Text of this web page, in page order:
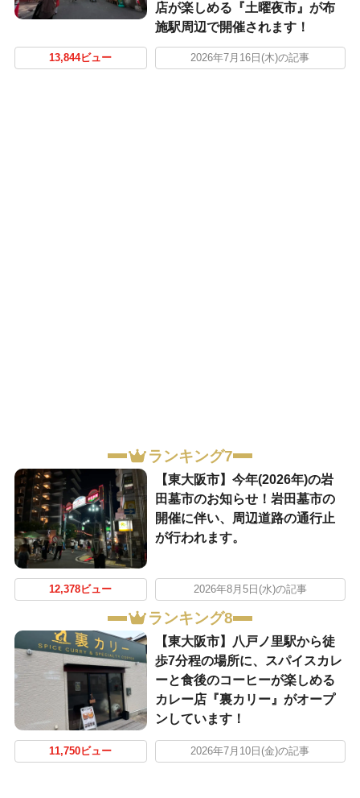
店が楽しめる『土曜夜市』が布
施駅周辺で開催されます！
13,844ビュー 2026年7月16日(木)の記事
ランキング7
【東大阪市】今年(2026年)の岩
田墓市のお知らせ！岩田墓市の
開催に伴い、周辺道路の通行止
が行われます。
12,378ビュー 2026年8月5日(水)の記事
ランキング8
【東大阪市】八戸ノ里駅から徒
歩7分程の場所に、スパイスカレ
ーと食後のコーヒーが楽しめる
カレー店『裏カリー』がオープ
ンしています！
11,750ビュー 2026年7月10日(金)の記事